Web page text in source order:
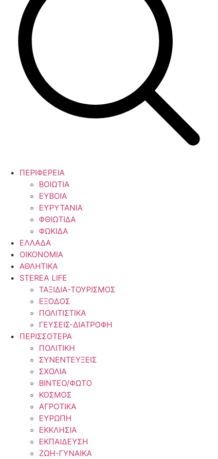
ΠΕΡΙΦΕΡΕΙΑ
ΒΟΙΩΤΙΑ
ΕΥΒΟΙΑ
ΕΥΡΥΤΑΝΙΑ
ΦΘΙΩΤΙΔΑ
ΦΩΚΙΔΑ
ΕΛΛΑΔΑ
ΟΙΚΟΝΟΜΙΑ
ΑΘΛΗΤΙΚΑ
STEREA LIFE
ΤΑΞΙΔΙΑ-ΤΟΥΡΙΣΜΟΣ
ΕΞΟΔΟΣ
ΠΟΛΙΤΙΣΤΙΚΑ
ΓΕΥΣΕΙΣ-ΔΙΑΤΡΟΦΗ
ΠΕΡΙΣΣΟΤΕΡΑ
ΠΟΛΙΤΙΚΗ
ΣΥΝΕΝΤΕΥΞΕΙΣ
ΣΧΟΛΙΑ
ΒΙΝΤΕΟ/ΦΩΤΟ
ΚΟΣΜΟΣ
ΑΓΡΟΤΙΚΑ
ΕΥΡΩΠΗ
ΕΚΚΛΗΣΙΑ
ΕΚΠΑΙΔΕΥΣΗ
ΖΩΗ-ΓΥΝΑΙΚΑ